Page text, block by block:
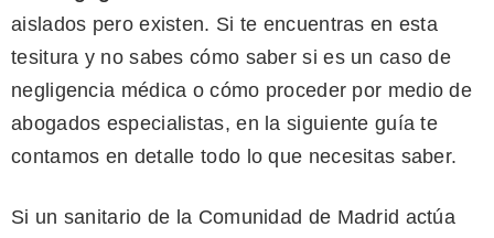
aislados pero existen. Si te encuentras en esta
tesitura y no sabes cómo saber si es un caso de
negligencia médica o cómo proceder por medio de
abogados especialistas, en la siguiente guía te
contamos en detalle todo lo que necesitas saber.
Si un sanitario de la Comunidad de Madrid actúa